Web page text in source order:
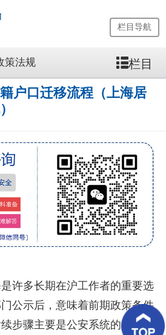
栏目导航
策法规 栏目
户口迁移流程（上海居
多长期在沪工作者的重要选
公示后，意味着前期政策条件
步骤主要是公安系统的户籍迁